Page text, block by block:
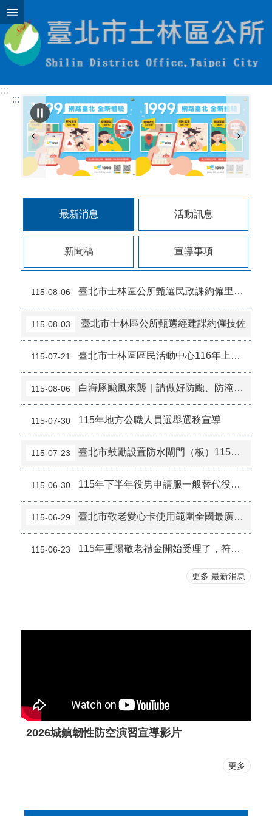
跳到主要內容區塊
:::
:::
最新消息 活動訊息
新聞稿 宣導事項
115-08-06 臺北市士林區公所甄選民政課約僱里幹事
115-08-03 臺北市士林區公所甄選經建課約僱技佐
115-07-21 臺北市士林區區民活動中心116年上半年度長期暨短期租用受理申請時間
115-08-06 白海豚颱風來襲｜請做好防颱、防淹水準備
115-07-30 115年地方公職人員選舉選務宣導
115-07-23 臺北市鼓勵設置防水閘門（板）115年度專案補助計畫
115-06-30 115年下半年役男申請服一般替代役（第2次）甄選作業自115年7月16日（星期四）9時起開放線上申請
115-06-29 臺北市敬老愛心卡使用範圍全國最廣7/1加碼至600點、用途再擴大。
115-06-23 115年重陽敬老禮金開始受理了，符合資格的長者只要在8月14日前至臺北市政府社會局完成線上登記或至區公所填妥匯款同意書，首波禮金將於9月1日直接入帳。採匯款申請最為便利，只需申請一次，未來禮金即會年年主動匯入長輩指定帳戶。
更多 最新消息
2026城鎮韌性防空演習宣導影片
更多